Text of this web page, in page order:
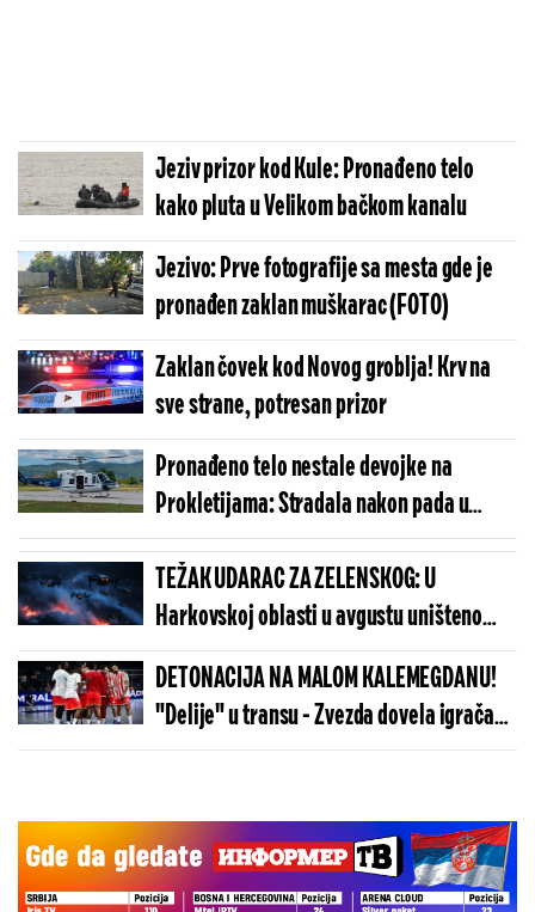
Jeziv prizor kod Kule: Pronađeno telo
kako pluta u Velikom bačkom kanalu
Jezivo: Prve fotografije sa mesta gde je
pronađen zaklan muškarac (FOTO)
Zaklan čovek kod Novog groblja! Krv na
sve strane, potresan prizor
Pronađeno telo nestale devojke na
Prokletijama: Stradala nakon pada u
provaliju od 250 metara
TEŽAK UDARAC ZA ZELENSKOG: U
Harkovskoj oblasti u avgustu uništeno
više od 100 „baba jaga“
DETONACIJA NA MALOM KALEMEGDANU!
"Delije" u transu - Zvezda dovela igrača
Real Madrida!